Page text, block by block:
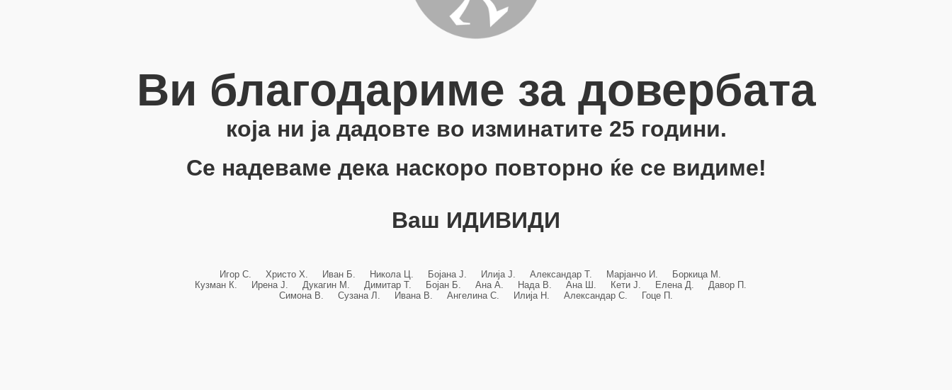
Ви благодариме за довербата
која ни ја дадовте во изминатите 25 години.
Се надеваме дека наскоро повторно ќе се видиме!
Ваш ИДИВИДИ
Игор С. Христо Х. Иван Б. Никола Ц. Бојана Ј. Илија Ј. Александар Т. Марјанчо И. Боркица М.
Кузман К. Ирена Ј. Дукагин М. Димитар Т. Бојан Б. Ана А. Нада В. Ана Ш. Кети Ј. Елена Д. Давор П.
Симона В. Сузана Л. Ивана В. Ангелина С. Илија Н. Александар С. Гоце П.